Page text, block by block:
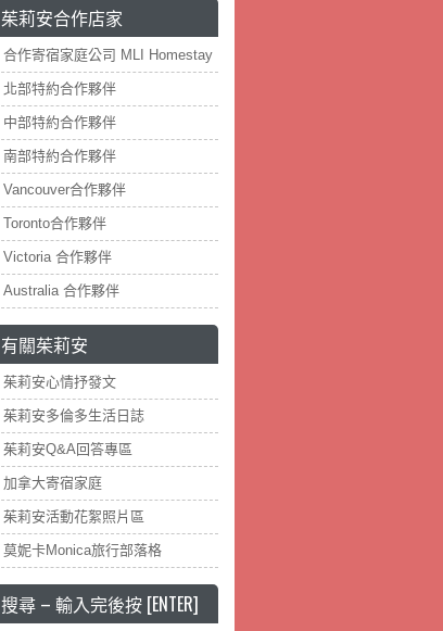
茱莉安合作店家
合作寄宿家庭公司 MLI Homestay
北部特約合作夥伴
中部特約合作夥伴
南部特約合作夥伴
Vancouver合作夥伴
Toronto合作夥伴
Victoria 合作夥伴
Australia 合作夥伴
有關茱莉安
茱莉安心情抒發文
茱莉安多倫多生活日誌
茱莉安Q&A回答專區
加拿大寄宿家庭
茱莉安活動花絮照片區
莫妮卡Monica旅行部落格
搜尋 – 輸入完後按 [ENTER]